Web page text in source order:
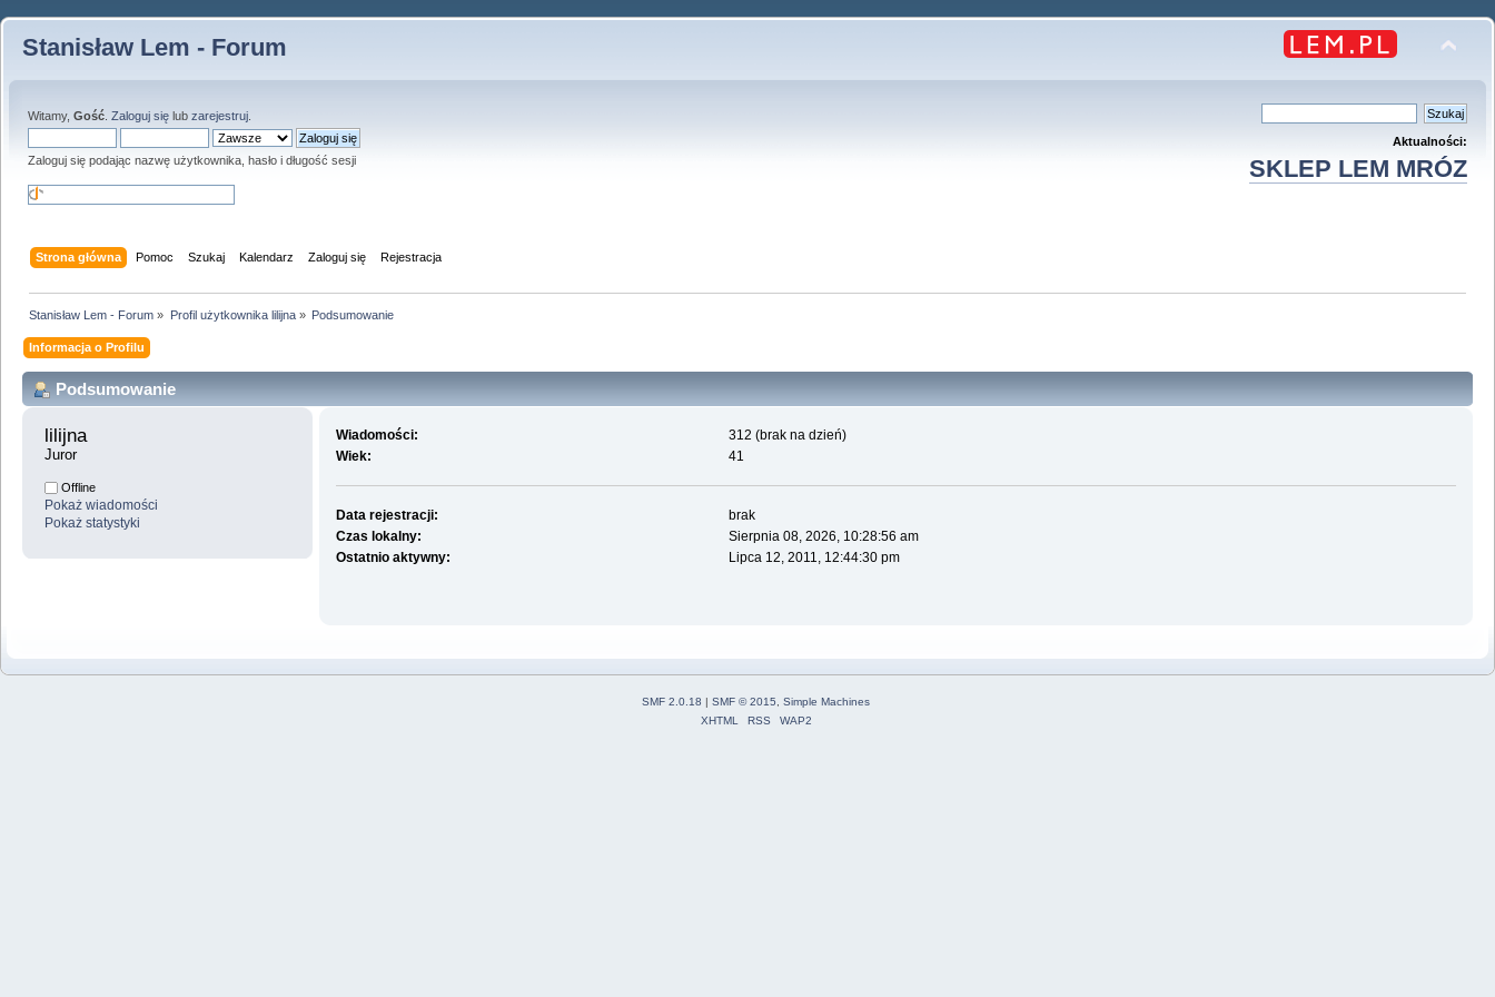
Stanisław Lem - Forum
Witamy, Gość Zaloguj się lub zarejestruj
Zaloguj się podając nazwę użytkownika, hasło i długość sesji
Aktualności:
SKLEP LEM MRÓZ
Strona główna Pomoc Szukaj Kalendarz Zaloguj się Rejestracja
Stanisław Lem - Forum » Profil użytkownika lilijna» Podsumowanie
Informacja o Profilu
Podsumowanie
lilijna
Juror
Offline
Pokaż wiadomości
Pokaż statystyki
Wiadomości:
312 (brak na dzień)
Wiek:
41
Data rejestracji:
brak
Czas lokalny:
Sierpnia 08, 2026, 10:28:56 am
Ostatnio aktywny:
Lipca 12, 2011, 12:44:30 pm
SMF 2.0.18 | SMF © 2015, Simple Machines
XHTML
RSS WAP2